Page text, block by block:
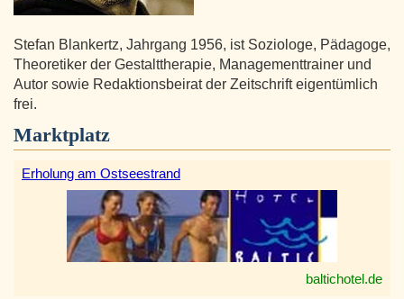
Stefan Blankertz, Jahrgang 1956, ist Soziologe, Pädagoge,
Theoretiker der Gestalttherapie, Managementtrainer und
Autor sowie Redaktionsbeirat der Zeitschrift eigentümlich
frei.
Marktplatz
Erholung am Ostseestrand
baltichotel.de